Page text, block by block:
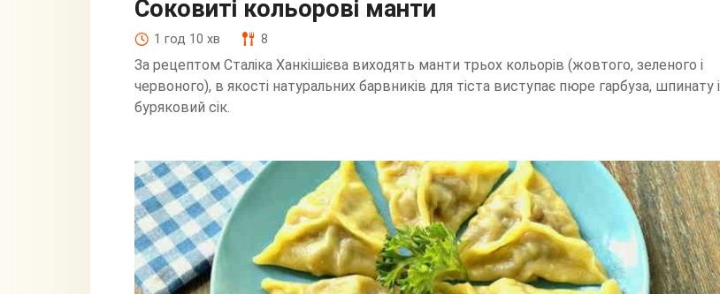
Соковиті кольорові манти
1 год 10 хв 8
За рецептом Сталіка Ханкішієва виходять манти трьох кольорів (жовтого, зеленого і
червоного), в якості натуральних барвників для тіста виступає пюре гарбуза, шпинату і
буряковий сік.